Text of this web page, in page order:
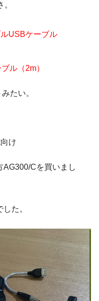
USBケーブル
ル（2m）
たい。
け
AG300/Cを買いまし
た。